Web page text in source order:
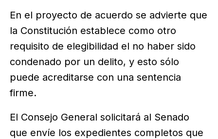
En el proyecto de acuerdo se advierte que
la Constitución establece como otro
requisito de elegibilidad el no haber sido
condenado por un delito, y esto sólo
puede acreditarse con una sentencia
firme.
El Consejo General solicitará al Senado
que envíe los expedientes completos que